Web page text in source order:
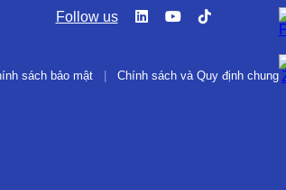
Follow us
sách bảo mật Chính sách và Quy định chung